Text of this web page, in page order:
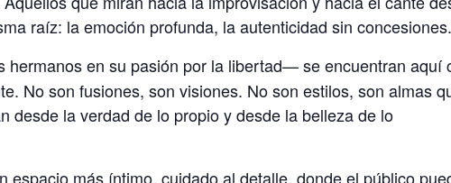
raíz: la emoción profunda, la autenticidad sin concesiones.
hermanos en su pasión por la libertad— se encuentran aquí
No son fusiones, son visiones. No son estilos, son almas
desde la verdad de lo propio y desde la belleza de lo
espacio más íntimo, cuidado al detalle, donde el público